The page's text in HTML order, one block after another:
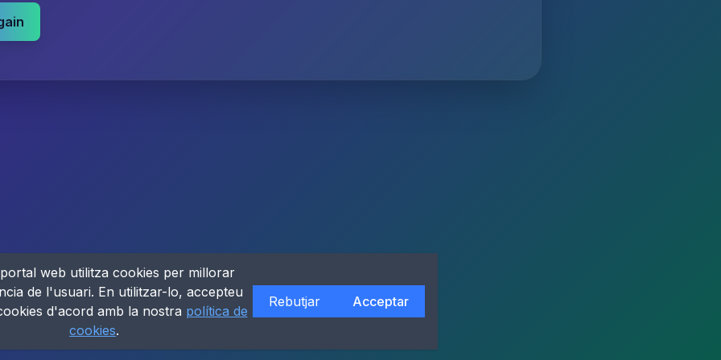
web utilitza cookies per millorar
de l'usuari. En utilitzar-lo, accepteu
d'acord amb la nostra política de
cookies.
Rebutjar Acceptar